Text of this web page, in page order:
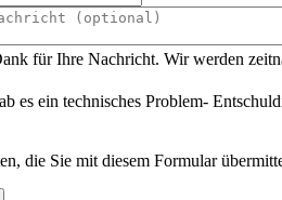
für Ihre Nachricht. Wir werden
es ein technisches Problem-
die Sie mit diesem Formular